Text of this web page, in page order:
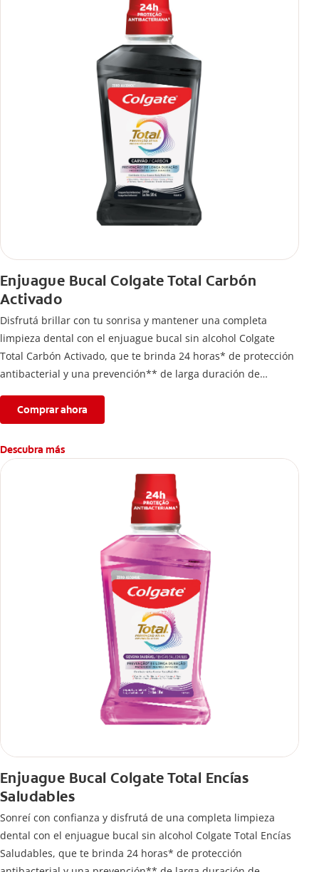
Enjuague Bucal Colgate Total Carbón
Activado
Disfrutá brillar con tu sonrisa y mantener una completa
limpieza dental con el enjuague bucal sin alcohol Colgate
Total Carbón Activado, que te brinda 24 horas* de protección
antibacterial y una prevención** de larga duración de
Comprar ahora
Descubra más
Enjuague Bucal Colgate Total Encías
Saludables
Sonreí con confianza y disfrutá de una completa limpieza
dental con el enjuague bucal sin alcohol Colgate Total Encías
Saludables, que te brinda 24 horas* de protección